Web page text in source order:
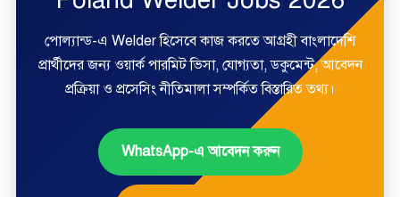
পোল্যান্ড-এ Welder হিসেবে কাজ করতে আগ্রহী বাংলাদেশি
প্রার্থীদের জন্য ওয়ার্ক পারমিট ভিসা, যোগ্যতা, ডকুমেন্ট, আবেদন
প্রক্রিয়া ও প্রসেসিং নীতিমালা সম্পর্কিত বিস্তারিত তথ্য।
WhatsApp-এ আবেদন করুন